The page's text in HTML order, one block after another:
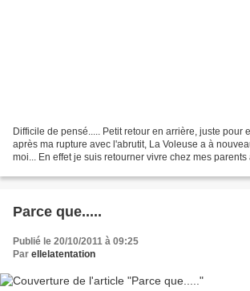
Difficile de pensé..... Petit retour en arrière, juste pour
après ma rupture avec l'abrutit, La Voleuse a à
moi... En effet je suis retourner vivre chez mes parents
Parce que.....
Publié le 20/10/2011 à 09:25
Par ellelatentation